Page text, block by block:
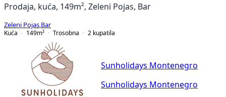
Prodaja, kuća, 149m², Zeleni Pojas, Bar
Zeleni Pojas Bar
Kuća
149m² Trosobna 2 kupatila
Sunholidays Montenegro
Sunholidays Montenegro